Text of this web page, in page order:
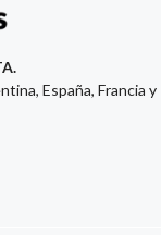
España, Francia y